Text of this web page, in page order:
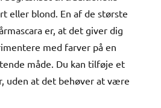
eller blond. En af de største
er, at det giver dig
med farver på en
måde. Du kan tilføje et
uden at det behøver at være